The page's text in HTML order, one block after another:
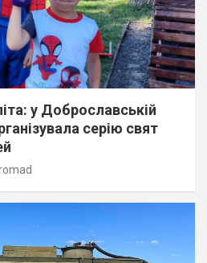
у Доброславській
серію свят